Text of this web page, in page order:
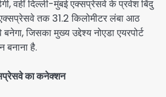
वहीं दिल्ली-मुंबई एक्सप्रेसवे के प्रवेश बिंदु
तक 31.2 किलोमीटर लंबा आठ
जिसका मुख्य उद्देश्य नोएडा एयरपोर्ट
है.
का कनेक्शन